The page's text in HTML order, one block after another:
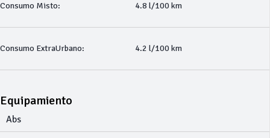
Consumo Misto: 4.8 l/100 km
Consumo ExtraUrbano: 4.2 l/100 km
Equipamiento
Abs